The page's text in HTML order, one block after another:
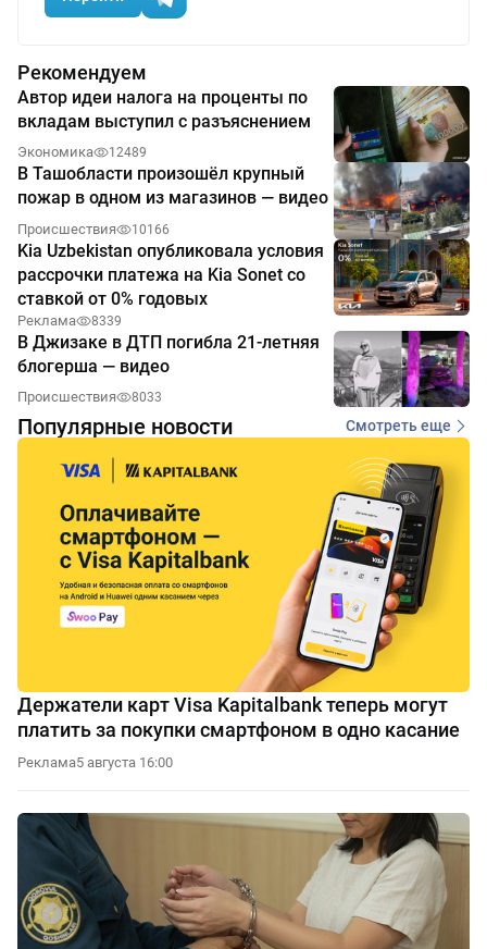
Рекомендуем
Автор идеи налога на проценты по
вкладам выступил с разъяснением
Экономика 12489
В Ташобласти произошёл крупный
пожар в одном из магазинов — видео
Происшествия 10166
Kia Uzbekistan опубликовала условия
рассрочки платежа на Kia Sonet со
ставкой от 0% годовых
Реклама 8339
В Джизаке в ДТП погибла 21-летняя
блогерша — видео
Происшествия 8033
Популярные новости Смотреть еще
Держатели карт Visa Kapitalbank теперь могут
платить за покупки смартфоном в одно касание
Реклама5 августа 16:00